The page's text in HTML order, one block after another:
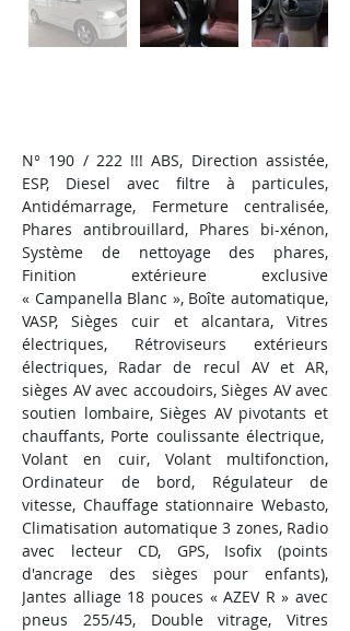
N° 190 / 222 !!! ABS, Direction assistée,
ESP, Diesel avec filtre à particules,
Antidémarrage, Fermeture centralisée,
Phares antibrouillard, Phares bi-xénon,
Système de nettoyage des phares,
Finition extérieure exclusive
« Campanella Blanc », Boîte automatique,
VASP, Sièges cuir et alcantara, Vitres
électriques, Rétroviseurs extérieurs
électriques, Radar de recul AV et AR,
sièges AV avec accoudoirs, Sièges AV avec
soutien lombaire, Sièges AV pivotants et
chauffants, Porte coulissante électrique,
Volant en cuir, Volant multifonction,
Ordinateur de bord, Régulateur de
vitesse, Chauffage stationnaire Webasto,
Climatisation automatique 3 zones, Radio
avec lecteur CD, GPS, Isofix (points
d'ancrage des sièges pour enfants),
Jantes alliage 18 pouces « AZEV R » avec
pneus 255/45, Double vitrage, Vitres